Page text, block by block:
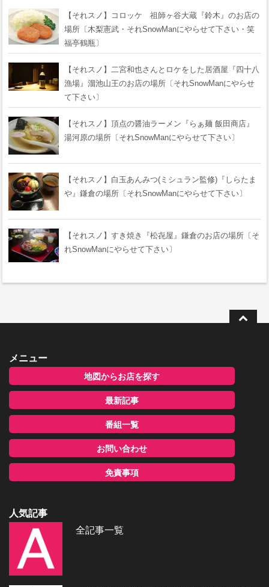
【それスノ】コロッケ 祖師ヶ谷大蔵『鈴木』のお店の
場所〔木梨憲武・それSnowManにやらせて下さい・笑
福亭鶴瓶〕
【それスノ】二宮和也さんとロケをした居酒屋『四十八
漁場』溜池山王のお店の場所〔それSnowManにやらせ
て下さい〕
【それスノ】頂点の醤油ラーメン『らぁ麺 飯田商店』
湯河原の場所〔それSnowManにやらせて下さい〕
【それスノ】白玉あんみつ(ミシュラン監修)『しらたま
や』鎌倉の場所〔それSnowManにやらせて下さい〕
【それスノ】すき焼き『松㐂屋』鎌倉のお店の場所〔そ
れSnowManにやらせて下さい〕
メニュー
地図からお店を探す
最新記事
番組一覧
お問い合わせ
免責事項
人気記事
全記事一覧